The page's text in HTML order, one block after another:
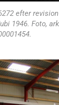
efter
1946. Foto,